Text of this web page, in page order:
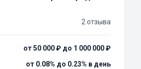
2 отзыва
от 50 000 ₽ до 1 000 000 ₽
от 0.08% до 0.23% в день